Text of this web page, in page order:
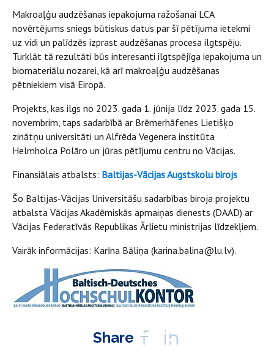
Makroaļģu audzēšanas iepakojuma ražošanai LCA
novērtējums sniegs būtiskus datus par šī pētījuma ietekmi
uz vidi un palīdzēs izprast audzēšanas procesa ilgtspēju.
Turklāt tā rezultāti būs interesanti ilgtspējīga iepakojuma un
biomateriālu nozarei, kā arī makroaļģu audzēšanas
pētniekiem visā Eiropā.
Projekts, kas ilgs no 2023. gada 1. jūnija līdz 2023. gada 15.
novembrim, taps sadarbībā ar Brēmerhāfenes Lietišķo
zinātņu universitāti un Alfrēda Vegenera institūta
Helmholca Polāro un jūras pētījumu centru no Vācijas.
Finansiālais atbalsts: Baltijas-Vācijas Augstskolu birojs
Šo Baltijas-Vācijas Universitāšu sadarbības biroja projektu
atbalsta Vācijas Akadēmiskās apmaiņas dienests (DAAD) ar
Vācijas Federatīvās Republikas Ārlietu ministrijas līdzekļiem.
Vairāk informācijas: Karīna Bāliņa (karina.balina@lu.lv).
Share